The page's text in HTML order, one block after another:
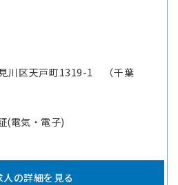
川区天戸町1319-1 （千葉
(電気・電子)
人の詳細を見る